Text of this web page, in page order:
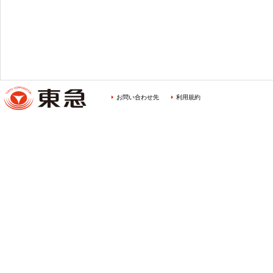
お問い合わせ先 利用規約